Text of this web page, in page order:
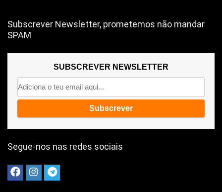
Subscrever Newsletter, prometemos não mandar
SPAM
SUBSCREVER NEWSLETTER
Segue-nos nas redes sociais